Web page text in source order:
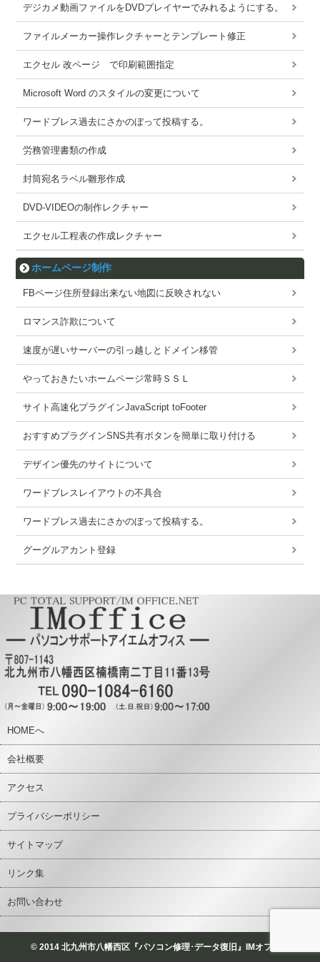
デジカメ動画ファイルをDVDプレイヤーでみれるようにする。
ファイルメーカー操作レクチャーとテンプレート修正
エクセル 改ページ で印刷範囲指定
Microsoft Word のスタイルの変更について
ワードブレス過去にさかのぼって投稿する。
労務管理書類の作成
封筒宛名ラベル雛形作成
DVD-VIDEOの制作レクチャー
エクセル工程表の作成レクチャー
ホームページ制作
FBページ住所登録出来ない地図に反映されない
ロマンス詐欺について
速度が遅いサーバーの引っ越しとドメイン移管
やっておきたいホームページ常時ＳＳＬ
サイト高速化プラグインJavaScript toFooter
おすすめプラグインSNS共有ボタンを簡単に取り付ける
デザイン優先のサイトについて
ワードブレスレイアウトの不具合
ワードブレス過去にさかのぼって投稿する。
グーグルアカント登録
HOMEへ
会社概要
アクセス
プライバシーポリシー
サイトマップ
リンク集
お問い合わせ
© 2014 北九州市八幡西区『パソコン修理･データ復旧』IMオフィス